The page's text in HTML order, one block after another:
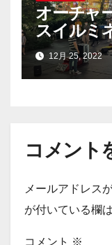
オーチャ
スイルミ
12月 25, 2022
コメント
メールアドレス
が付いている欄
コメント ※